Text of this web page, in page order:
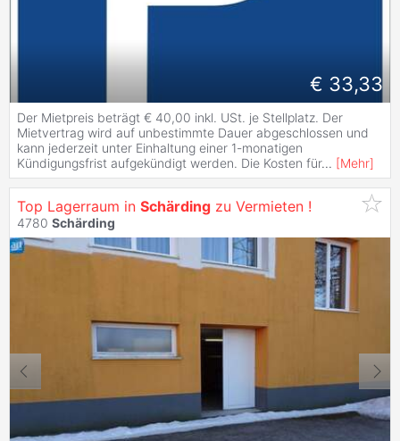
€ 33,33
Der Mietpreis beträgt € 40,00 inkl. USt. je Stellplatz. Der
Mietvertrag wird auf unbestimmte Dauer abgeschlossen und
kann jederzeit unter Einhaltung einer 1-monatigen
Kündigungsfrist aufgekündigt werden. Die Kosten für... [Mehr]
Top Lagerraum in Schärding zu Vermieten !
4780 Schärding